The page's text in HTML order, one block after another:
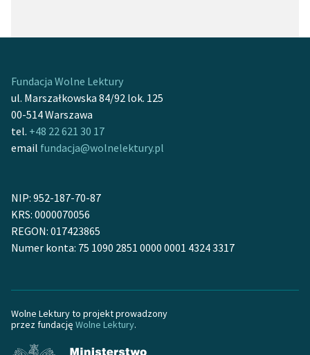
Fundacja Wolne Lektury
ul. Marszałkowska 84/92 lok. 125
00-514 Warszawa
tel. +48 22 621 30 17
email fundacja@wolnelektury.pl
NIP: 952-187-70-87
KRS: 0000070056
REGON: 017423865
Numer konta: 75 1090 2851 0000 0001 4324 3317
Wolne Lektury to projekt prowadzony
przez fundację Wolne Lektury.